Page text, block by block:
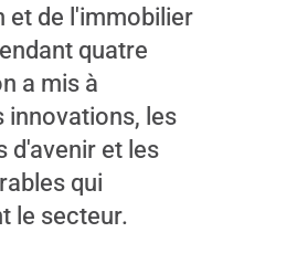
et de l'immobilier
quatre
a mis à
innovations, les
d'avenir et les
qui
le secteur.